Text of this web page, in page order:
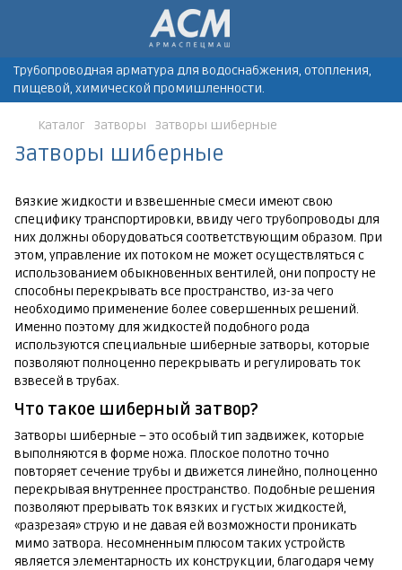
Трубопроводная арматура для водоснабжения, отопления,
пищевой, химической промишленности.
Каталог Затворы Затворы шиберные
Затворы шиберные
Вязкие жидкости и взвешенные смеси имеют свою
специфику транспортировки, ввиду чего трубопроводы для
них должны оборудоваться соответствующим образом. При
этом, управление их потоком не может осуществляться с
использованием обыкновенных вентилей, они попросту не
способны перекрывать все пространство, из-за чего
необходимо применение более совершенных решений.
Именно поэтому для жидкостей подобного рода
используются специальные шиберные затворы, которые
позволяют полноценно перекрывать и регулировать ток
взвесей в трубах.
Что такое шиберный затвор?
Затворы шиберные – это особый тип задвижек, которые
выполняются в форме ножа. Плоское полотно точно
повторяет сечение трубы и движется линейно, полноценно
перекрывая внутреннее пространство. Подобные решения
позволяют прерывать ток вязких и густых жидкостей,
«разрезая» струю и не давая ей возможности проникать
мимо затвора. Несомненным плюсом таких устройств
является элементарность их конструкции, благодаря чему